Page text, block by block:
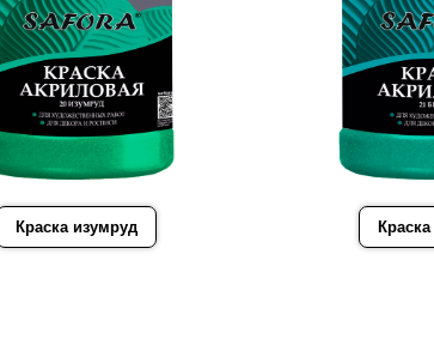
Краска изумруд